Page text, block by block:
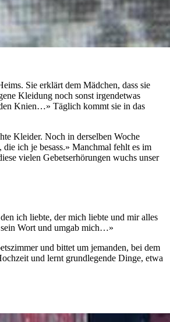
Sie erklärt dem Mädchen, dass sie
Kleidung noch sonst irgendetwas
Knien…» Täglich kommt sie in das
Kleider. Noch in derselben Woche
ich je besass.» Manchmal fehlt es im
vielen Gebetserhörungen wuchs unser
ich liebte, der mich liebte und mir alles
sein Wort und umgab mich…»
und bittet um jemanden, bei dem
und lernt grundlegende Dinge, etwa